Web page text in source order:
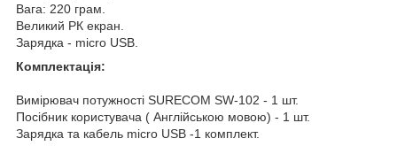
Вага: 220 грам.
Великий РК екран.
Зарядка - micro USB.
Комплектація:
Вимірювач потужності SURECOM SW-102 - 1 шт.
Посібник користувача ( Англійською мовою) - 1 шт.
Зарядка та кабель micro USB -1 комплект.